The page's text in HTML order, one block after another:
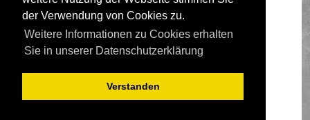
der Verwendung von Cookies zu.
Weitere Informationen zu Cookies erhalten
Sie in unserer Datenschutzerklärung
Verstanden
Registrieren
Foren-Übersicht
Deutsche Übersetzung durchphpBB.de